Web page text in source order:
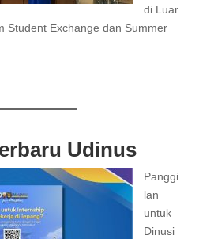
di Luar
Student Exchange dan Summer
Udinus
Panggi
lan
untuk
Dinusi